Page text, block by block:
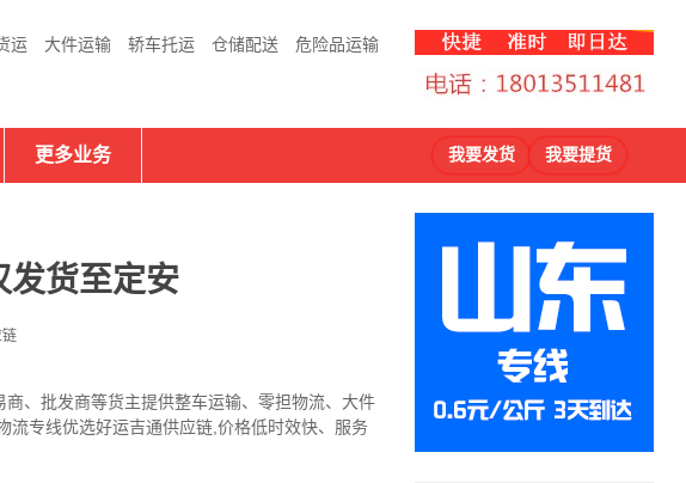
运 大件运输 轿车托运 仓储配送 危险品运输
更多业务 我要发货 我要提货
发货至定安
、批发商等货主提供整车运输、零担物流、大件
流专线优选好运吉通供应链,价格低时效快、服务